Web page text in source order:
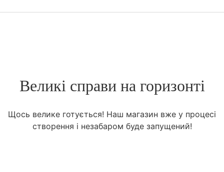
Великі справи на горизонті
Щось велике готується! Наш магазин вже у процесі
створення і незабаром буде запущений!